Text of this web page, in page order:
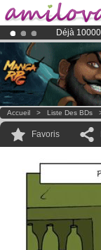
Déjà
Le
Accueil > Liste Des BDs
Favoris